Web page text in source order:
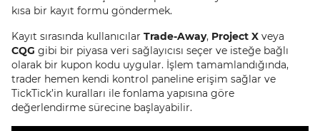
kısa bir kayıt formu göndermek.
Kayıt sırasında kullanıcılar Trade-Away, Project X veya
CQG gibi bir piyasa veri sağlayıcısı seçer ve isteğe bağlı
olarak bir kupon kodu uygular. İşlem tamamlandığında,
trader hemen kendi kontrol paneline erişim sağlar ve
TickTick’in kuralları ile fonlama yapısına göre
değerlendirme sürecine başlayabilir.